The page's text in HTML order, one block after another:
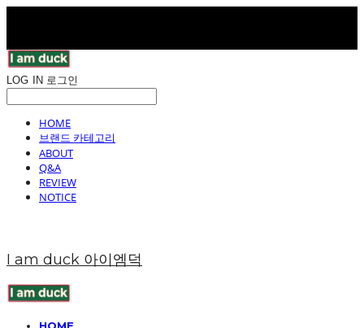
LOG IN 로그인
HOME
브랜드 카테고리
ABOUT
Q&A
REVIEW
NOTICE
I am duck 아이엠덕